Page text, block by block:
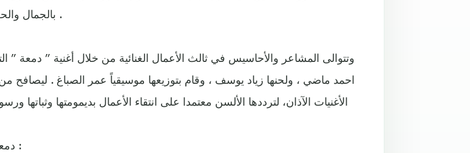
بالجمال والحب والرومانسية .
وتتوالى المشاعر والأحاسيس في ثالث الأعمال الغنائية من خلال أغنية ” دمعة ”
احمد ماضي ، ولحنها زياد يوسف ، وقام بتوزيعها موسيقياً عمر الصباغ . ليصافح من
الأغنيات الآذان، لترددها الألسن معتمدا على انتقاء الأعمال بديمومتها وثباتها
” دمعة ” نذكر منها :